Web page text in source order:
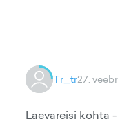
Tr_tr27.
Laevareisi kohta